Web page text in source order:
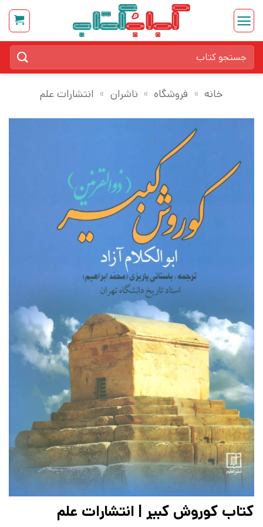
Skip
content
برای:
خانه » فروشگاه » ناشران » انتشارات علم
کتاب کوروش کبیر | انتشارات علم